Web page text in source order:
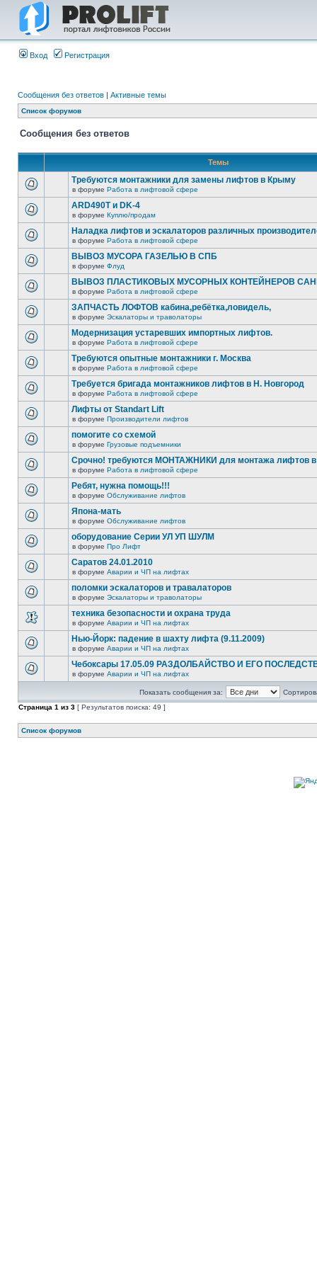
Вход Регистрация
Сообщения без ответов | Активные темы
Список форумов
Сообщения без ответов
Темы
Требуются монтажники для замены лифтов в Крыму
в форуме Работа в лифтовой сфере
ARD490T и DK-4
в форуме Куплю/продам
Наладка лифтов и эскалаторов различных
в форуме Работа в лифтовой сфере
ВЫВОЗ МУСОРА ГАЗЕЛЬЮ В СПБ
в форуме Флуд
ВЫВОЗ ПЛАСТИКОВЫХ МУСОРНЫХ КОНТЕЙНЕРОВ
в форуме Работа в лифтовой сфере
ЗАПЧАСТЬ ЛОФТОВ кабина,ребётка,ловидель,
в форуме Эскалаторы и траволаторы
Модернизация устаревших импортных лифтов.
в форуме Работа в лифтовой сфере
Требуются опытные монтажники г. Москва
в форуме Работа в лифтовой сфере
Требуется бригада монтажников лифтов в Н. Новгород
в форуме Работа в лифтовой сфере
Лифты от Standart Lift
в форуме Производители лифтов
помогите со схемой
в форуме Грузовые подъемники
Срочно! требуются МОНТАЖНИКИ для монтажа лифтов в
в форуме Работа в лифтовой сфере
Ребят, нужна помощь!!!
в форуме Обслуживание лифтов
Япона-мать
в форуме Обслуживание лифтов
оборудование Серии УЛ УП ШУЛМ
в форуме Про Лифт
Саратов 24.01.2010
в форуме Аварии и ЧП на лифтах
поломки эскалаторов и травалаторов
в форуме Эскалаторы и траволаторы
техника безопасности и охрана труда
в форуме Аварии и ЧП на лифтах
Нью-Йорк: падение в шахту лифта (9.11.2009)
в форуме Аварии и ЧП на лифтах
Чебоксары 17.05.09 РАЗДОЛБАЙСТВО И ЕГО
в форуме Аварии и ЧП на лифтах
Показать сообщения за:
Страница 1 из 3 [ Результатов поиска: 49 ]
Список форумов